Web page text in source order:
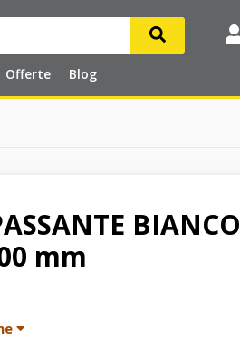
Offerte Blog
BIANCO
mm